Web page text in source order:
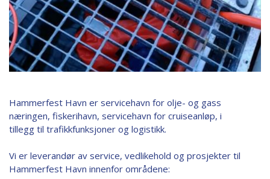
Hammerfest Havn er servicehavn for olje- og gass
næringen, fiskerihavn, servicehavn for cruiseanløp, i
tillegg til trafikkfunksjoner og logistikk.
Vi er leverandør av service, vedlikehold og prosjekter til
Hammerfest Havn innenfor områdene: